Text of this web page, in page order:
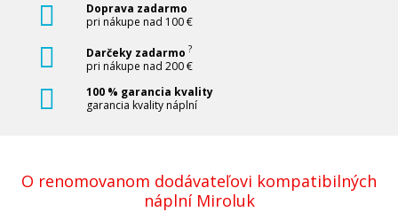
Doprava zadarmo
pri nákupe nad 100 €
Darčeky zadarmo ?
pri nákupe nad 200 €
100 % garancia kvality
garancia kvality náplní
O renomovanom dodávateľovi kompatibilných
náplní Miroluk